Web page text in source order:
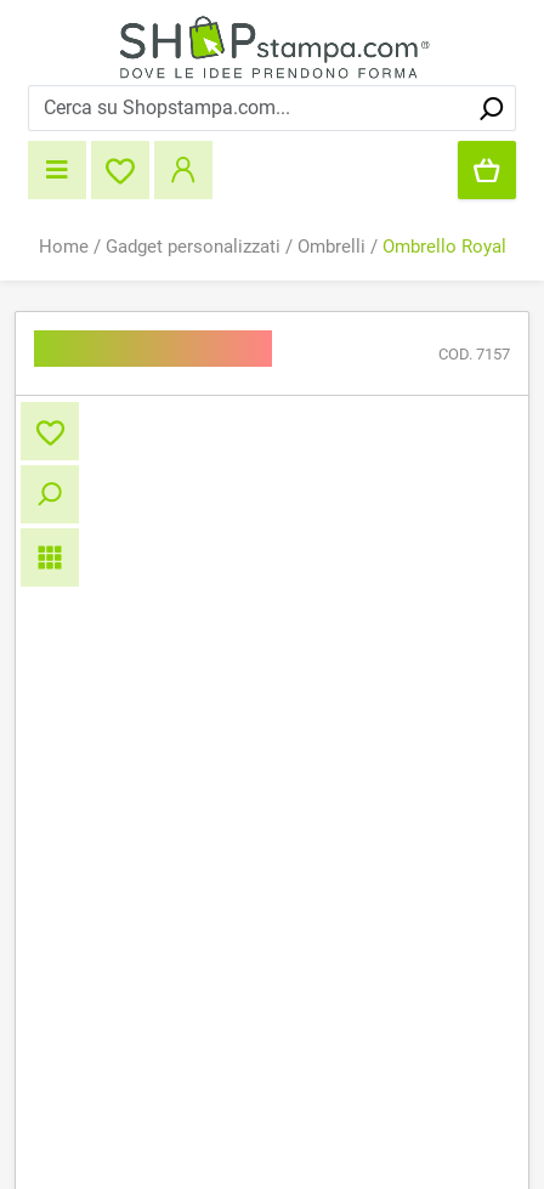
Home/ Gadget personalizzati / Ombrelli / Ombrello Royal
COD. 7157